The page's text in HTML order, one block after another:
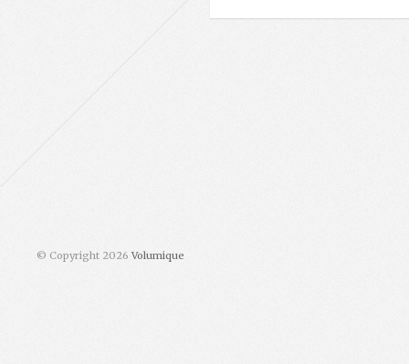
© Copyright 2026 Volumique